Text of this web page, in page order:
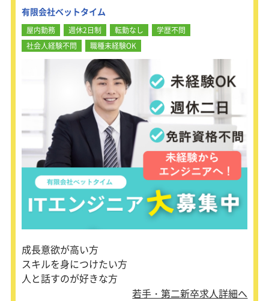
有限会社ベットタイム
屋内勤務 週休2日制 転勤なし
学歴不問
社会人経験不問
職種未経験OK
成長意欲が高い方
スキルを身につけたい方
人と話すのが好きな方
若手・第二新卒求人詳細へ